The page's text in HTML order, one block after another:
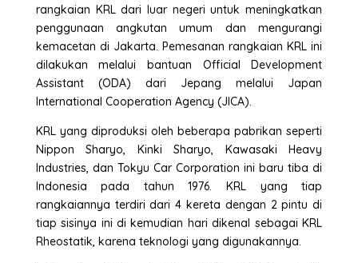
rangkaian KRL dari luar negeri untuk meningkatkan
penggunaan angkutan umum dan mengurangi
kemacetan di Jakarta. Pemesanan rangkaian KRL ini
dilakukan melalui bantuan Official Development
Assistant (ODA) dari Jepang melalui Japan
International Cooperation Agency (JICA).
KRL yang diproduksi oleh beberapa pabrikan seperti
Nippon Sharyo, Kinki Sharyo, Kawasaki Heavy
Industries, dan Tokyu Car Corporation ini baru tiba di
Indonesia pada tahun 1976. KRL yang tiap
rangkaiannya terdiri dari 4 kereta dengan 2 pintu di
tiap sisinya ini di kemudian hari dikenal sebagai KRL
Rheostatik, karena teknologi yang digunakannya.